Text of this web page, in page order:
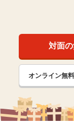
対面の
オンライン無